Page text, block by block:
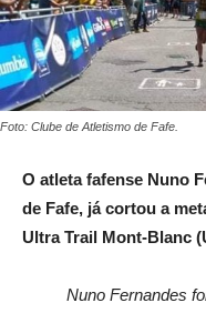
Foto: Clube de Atletismo de Fafe.
O atleta fafense Nuno
de Fafe, já cortou a
Ultra Trail Mont-Blanc
Nuno Fernandes